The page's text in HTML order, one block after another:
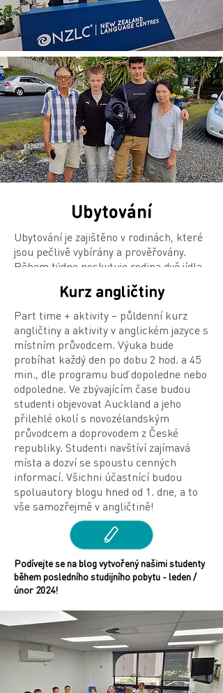
Ubytování
Ubytování je zajištěno v rodinách, které
jsou pečlivě vybírány a prověřovány.
Během týdne poskytuje rodina dvě jídla
denně (snídaně a večeře), o víkendu pak
tři (snídaně, oběd, večeře). V každé
rodině budou spolu ubytovány dvě děti.
Kurz angličtiny
Part time + aktivity – půldenní kurz
angličtiny a aktivity v anglickém jazyce s
místním průvodcem. Výuka bude
probíhat každý den po dobu 2 hod. a 45
min., dle programu buď dopoledne nebo
odpoledne. Ve zbývajícím čase budou
studenti objevovat Auckland a jeho
přilehlé okolí s novozélandským
průvodcem a doprovodem z České
republiky. Studenti navštíví zajímavá
místa a dozví se spoustu cenných
informací. Všichni účastnící budou
spoluautory blogu hned od 1. dne, a to
vše samozřejmě v angličtině!
Podívejte se na blog vytvořený našimi studenty
během posledního studijního pobytu - leden /
únor 2024!